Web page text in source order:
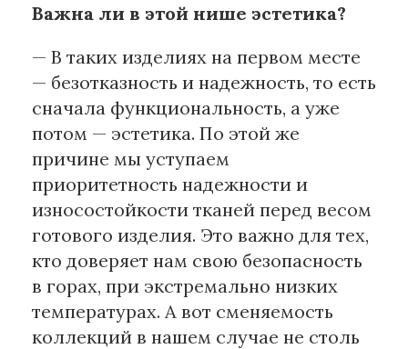
Важна ли в этой нише эстетика?
— В таких изделиях на первом месте
— безотказность и надежность, то есть
сначала функциональность, а уже
потом — эстетика. По этой же
причине мы уступаем
приоритетность надежности и
износостойкости тканей перед весом
готового изделия. Это важно для тех,
кто доверяет нам свою безопасность
в горах, при экстремально низких
температурах. А вот сменяемость
коллекций в нашем случае не столь